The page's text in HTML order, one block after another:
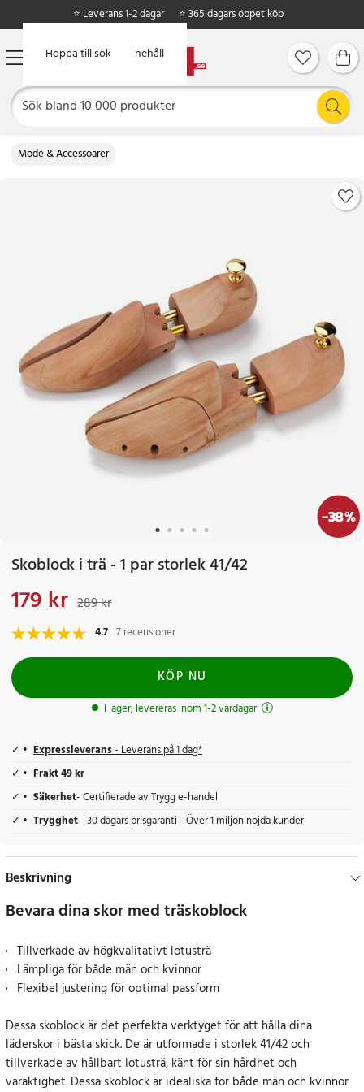
Hoppa till huvudinnehåll
Hoppa till sök
⭐ Leverans 1-2 dagar ⭐ 365 dagars öppet köp
Mode & Accessoarer
-38%
Skoblock i trä - 1 par storlek 41/42
Nuvarande pris
179 kr 289 kr
4.7 7 recensioner
KÖP NU
I lager, levereras inom 1-2 vardagar
Expressleverans- Leverans på 1 dag*
Frakt 49 kr
Säkerhet- Certifierade av Trygg e-handel
Trygghet- 30 dagars prisgaranti - Över 1 miljon nöjda kunder
Beskrivning
Bevara dina skor med träskoblock
Tillverkade av högkvalitativt lotusträ
Lämpliga för både män och kvinnor
Flexibel justering för optimal passform
Dessa skoblock är det perfekta verktyget för att hålla dina
läderskor i bästa skick. De är utformade i storlek 41/42 och
tillverkade av hållbart lotusträ, känt för sin hårdhet och
varaktighet. Dessa skoblock är idealiska för både män och kvinnor